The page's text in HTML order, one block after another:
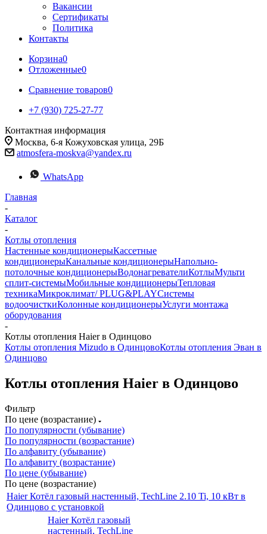
Вакансии
Сертификаты
Политика
Контакты
Корзина0
Отложенные0
Сравнение товаров0
+7 (930) 725-27-77
Контактная информация
Москва, 6-я Кожуховская улица, 29Б
atmosfera-moskva@yandex.ru
WhatsApp
Главная
-
Каталог
-
Котлы отопления
Настенные кондиционерыКассетные
кондиционерыКанальные кондиционерыНапольно-
потолочные кондиционерыВодонагревателиКотлыМульти
сплит-системыМобильные кондиционерыТепловая
техникаМикроклимат/ PLUG&PLAYСистемы
водоочисткиКолонные кондиционерыУслуги монтажа
оборудования
-
Котлы отопления Haier в Одинцово
Котлы отопления Mizudo в ОдинцовоКотлы отопления Эван в
Одинцово
Котлы отопления Haier в Одинцово
Фильтр
По цене (возрастание)
По популярности (убывание)
По популярности (возрастание)
По алфавиту (убывание)
По алфавиту (возрастание)
По цене (убывание)
По цене (возрастание)
Haier Котёл газовый настенный, TechLine 2.10 Ti, 10 кВт в
Одинцово с установкой
Haier Котёл газовый
настенный, TechLine